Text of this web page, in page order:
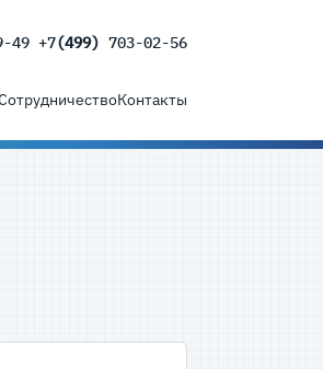
49 +7(499) 703-02-56
Контакты